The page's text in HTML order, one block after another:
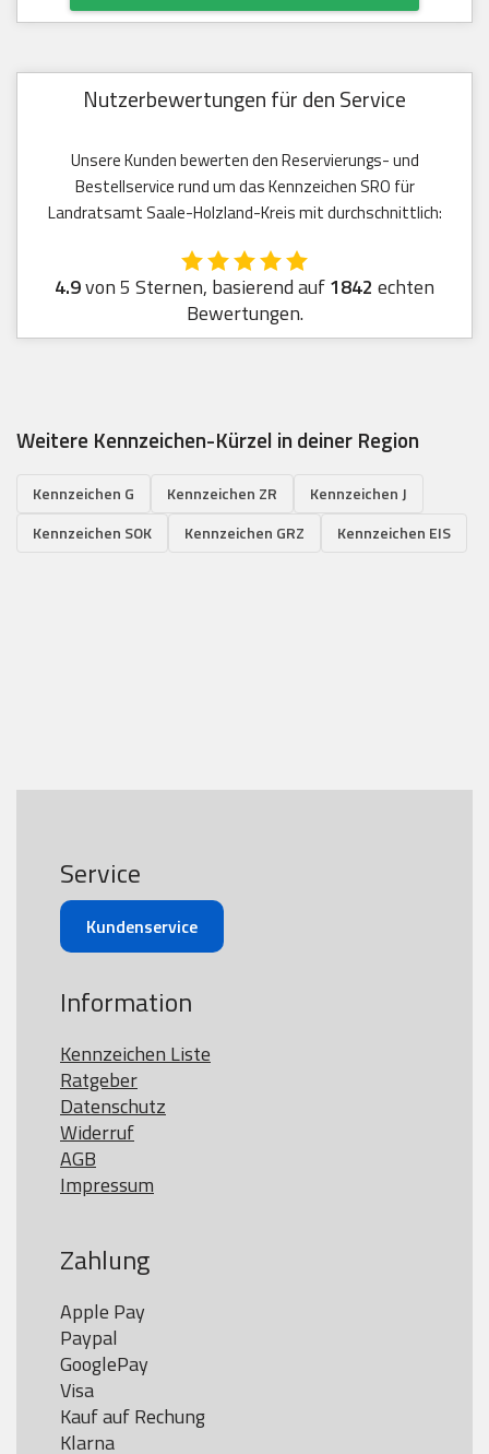
Nutzerbewertungen für den Service
Unsere Kunden bewerten den Reservierungs- und
Bestellservice rund um das Kennzeichen SRO für
Landratsamt Saale-Holzland-Kreis mit durchschnittlich:
4.9von 5 Sternen, basierend auf1842 echten
Bewertungen.
Weitere Kennzeichen-Kürzel in deiner Region
Kennzeichen G Kennzeichen ZR
Kennzeichen J
Kennzeichen SOK
Kennzeichen GRZ Kennzeichen EIS
Service
Kundenservice
Information
Kennzeichen Liste
Ratgeber
Datenschutz
Widerruf
AGB
Impressum
Zahlung
Apple Pay
Paypal
GooglePay
Visa
Kauf auf Rechung
Klarna